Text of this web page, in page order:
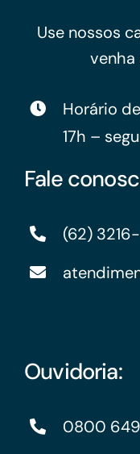
Use nossos
venha
Horário
17h –
Fale
(62)
Ouvidoria:
0800